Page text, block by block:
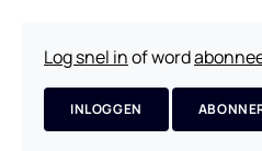
Log snel inof word
INLOGGEN